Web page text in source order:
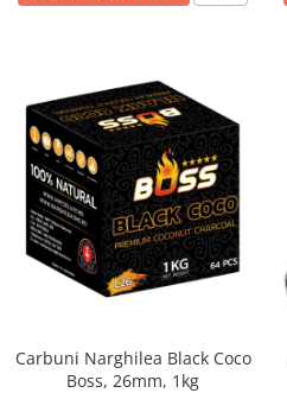
Carbuni Narghilea Black Coco
Boss, 26mm, 1kg